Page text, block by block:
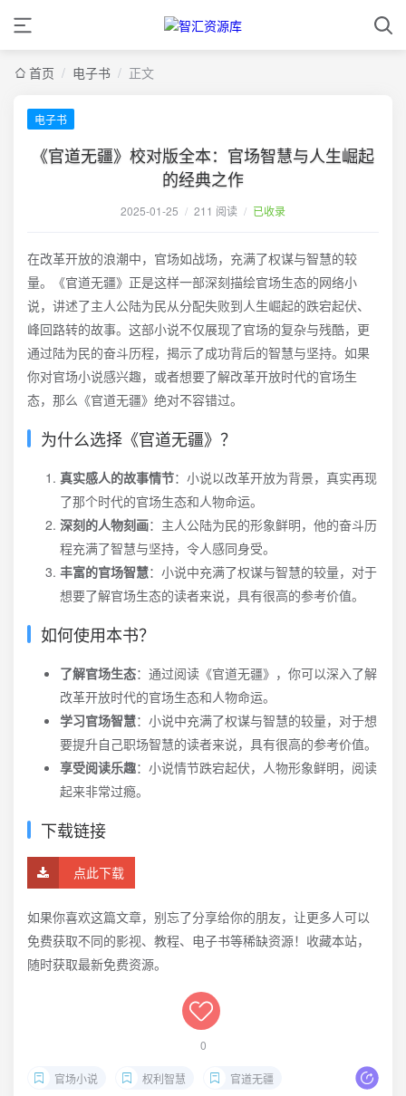
首页 / 电子书 / 正文
电子书
《官道无疆》校对版全本：官场智慧与人生崛起
的经典之作
2025-01-25 / 211 阅读 / 已收录
在改革开放的浪潮中，官场如战场，充满了权谋与智慧的较
量。《官道无疆》正是这样一部深刻描绘官场生态的网络小
说，讲述了主人公陆为民从分配失败到人生崛起的跌宕起伏、
峰回路转的故事。这部小说不仅展现了官场的复杂与残酷，更
通过陆为民的奋斗历程，揭示了成功背后的智慧与坚持。如果
你对官场小说感兴趣，或者想要了解改革开放时代的官场生
态，那么《官道无疆》绝对不容错过。
为什么选择《官道无疆》？
真实感人的故事情节：小说以改革开放为背景，真实再现
了那个时代的官场生态和人物命运。
深刻的人物刻画：主人公陆为民的形象鲜明，他的奋斗历
程充满了智慧与坚持，令人感同身受。
丰富的官场智慧：小说中充满了权谋与智慧的较量，对于
想要了解官场生态的读者来说，具有很高的参考价值。
如何使用本书？
了解官场生态：通过阅读《官道无疆》，你可以深入了解
改革开放时代的官场生态和人物命运。
学习官场智慧：小说中充满了权谋与智慧的较量，对于想
要提升自己职场智慧的读者来说，具有很高的参考价值。
享受阅读乐趣：小说情节跌宕起伏，人物形象鲜明，阅读
起来非常过瘾。
下载链接
点此下载
如果你喜欢这篇文章，别忘了分享给你的朋友，让更多人可以
免费获取不同的影视、教程、电子书等稀缺资源！收藏本站，
随时获取最新免费资源。
0
官场小说 权利智慧 官道无疆